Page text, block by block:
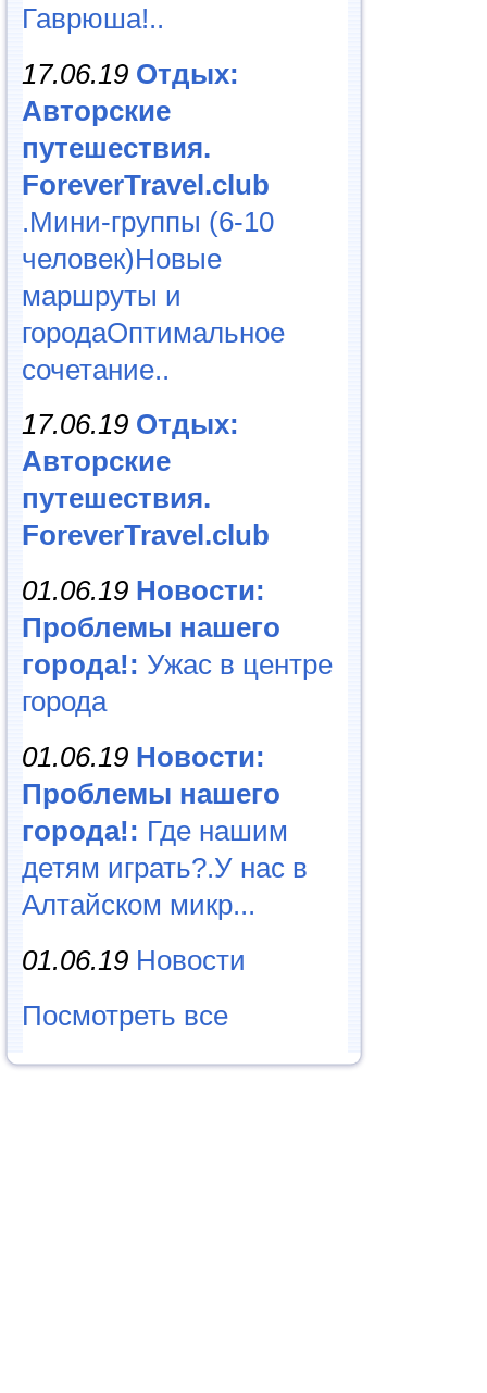
Гаврюша!..
17.06.19 Отдых:
Авторские
путешествия.
ForeverTravel.club
.Мини-группы (6-10
человек)Новые
маршруты и
городаОптимальное
сочетание..
17.06.19 Отдых:
Авторские
путешествия.
ForeverTravel.club
01.06.19 Новости:
Проблемы нашего
города!: Ужас в центре
города
01.06.19 Новости:
Проблемы нашего
города!: Где нашим
детям играть?.У нас в
Алтайском микр...
01.06.19 Новости
Посмотреть все